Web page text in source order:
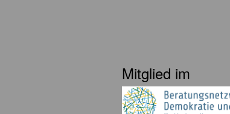
Mitglied im